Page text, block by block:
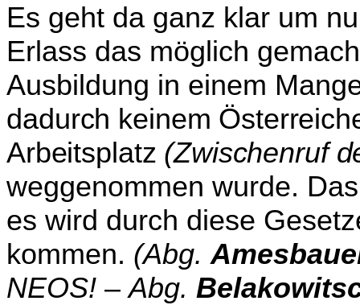
Es geht da ganz klar um
Erlass das möglich
Ausbildung in einem
dadurch keinem
Arbeitsplatz (Zwischenruf
weggenommen wurde.
es wird durch diese
kommen. (Abg.
NEOS! –Abg.